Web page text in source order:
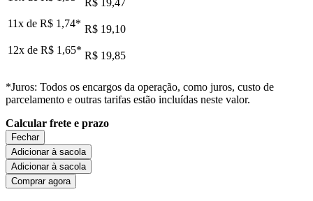
11x de R$ 1,74* R$ 19,10
12x de R$ 1,65* R$ 19,85
*Juros: Todos os encargos da operação, como juros, custo de
parcelamento e outras tarifas estão incluídas neste valor.
Calcular frete e prazo
Fechar
Adicionar à sacola
Adicionar à sacola
Comprar agora